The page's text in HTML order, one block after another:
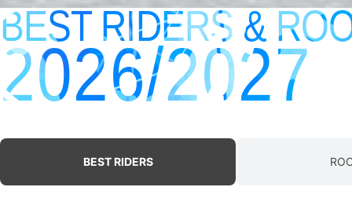
BEST RIDERS &
2026/2027
BEST RIDERS